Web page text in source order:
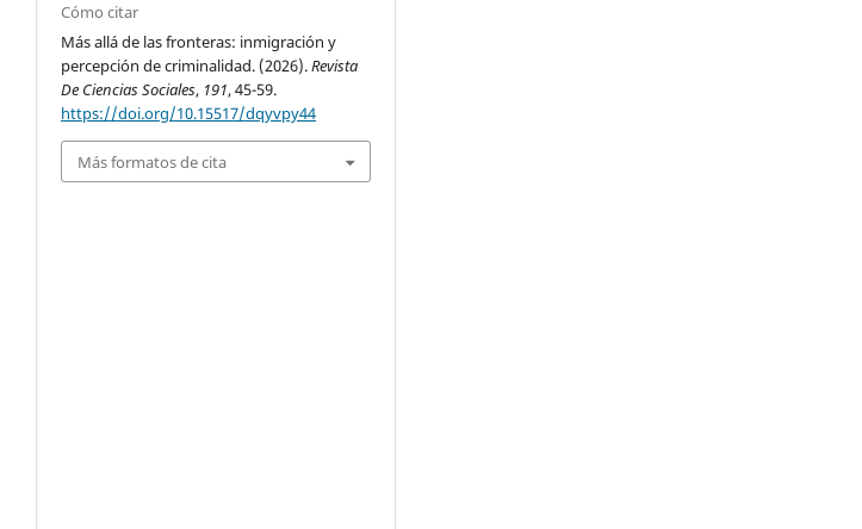
Cómo citar
Más allá de las fronteras: inmigración y
percepción de criminalidad. (2026).Revista
De Ciencias Sociales, 191, 45-59.
https://doi.org/10.15517/dqyvpy44
Más formatos de cita